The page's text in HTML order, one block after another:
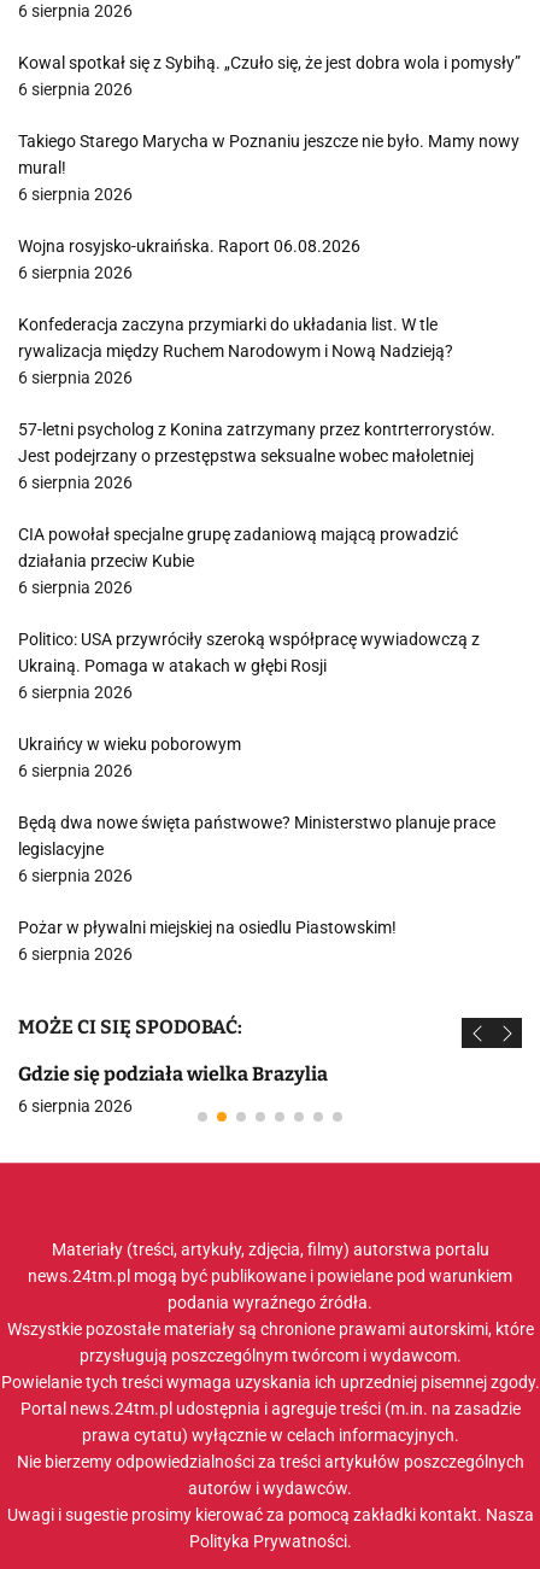
6 sierpnia 2026
Kowal spotkał się z Sybihą. „Czuło się, że jest dobra wola i pomysły”
6 sierpnia 2026
Takiego Starego Marycha w Poznaniu jeszcze nie było. Mamy nowy
mural!
6 sierpnia 2026
Wojna rosyjsko-ukraińska. Raport 06.08.2026
6 sierpnia 2026
Konfederacja zaczyna przymiarki do układania list. W tle
rywalizacja między Ruchem Narodowym i Nową Nadzieją?
6 sierpnia 2026
57-letni psycholog z Konina zatrzymany przez kontrterrorystów.
Jest podejrzany o przestępstwa seksualne wobec małoletniej
6 sierpnia 2026
CIA powołał specjalne grupę zadaniową mającą prowadzić
działania przeciw Kubie
6 sierpnia 2026
Politico: USA przywróciły szeroką współpracę wywiadowczą z
Ukrainą. Pomaga w atakach w głębi Rosji
6 sierpnia 2026
Ukraińcy w wieku poborowym
6 sierpnia 2026
Będą dwa nowe święta państwowe? Ministerstwo planuje prace
legislacyjne
6 sierpnia 2026
Pożar w pływalni miejskiej na osiedlu Piastowskim!
6 sierpnia 2026
MOŻE CI SIĘ SPODOBAĆ:
Gdzie się podziała wielka Brazylia
6 sierpnia 2026
Materiały (treści, artykuły, zdjęcia, filmy) autorstwa portalu
news.24tm.pl mogą być publikowane i powielane pod warunkiem
podania wyraźnego źródła.
Wszystkie pozostałe materiały są chronione prawami autorskimi, które
przysługują poszczególnym twórcom i wydawcom.
Powielanie tych treści wymaga uzyskania ich uprzedniej pisemnej zgody.
Portal news.24tm.pl udostępnia i agreguje treści (m.in. na zasadzie
prawa cytatu) wyłącznie w celach informacyjnych.
Nie bierzemy odpowiedzialności za treści artykułów poszczególnych
autorów i wydawców.
Uwagi i sugestie prosimy kierować za pomocą zakładki kontakt. Nasza
Polityka Prywatności.